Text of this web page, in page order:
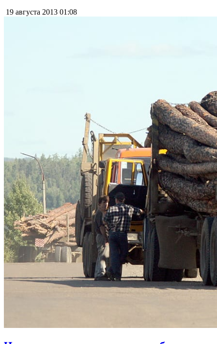
19 августа 2013 01:08